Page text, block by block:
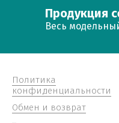
Продукция
Весь
Политика
конфиденциальности
Обмен и возврат